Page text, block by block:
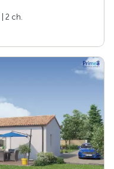
| 2 ch.